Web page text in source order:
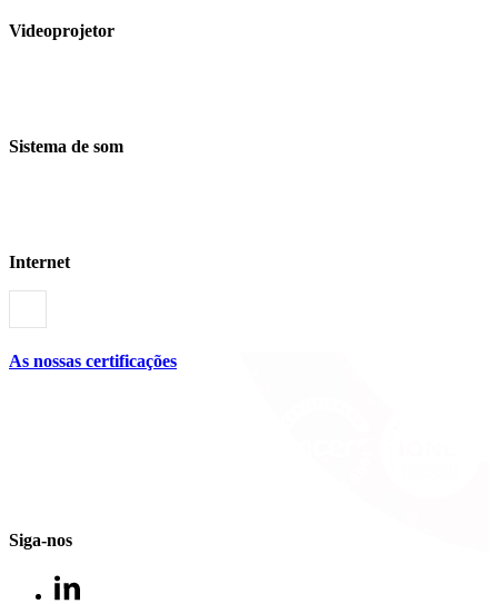
Videoprojetor
Sistema de som
Internet
As nossas certificações
Siga-nos